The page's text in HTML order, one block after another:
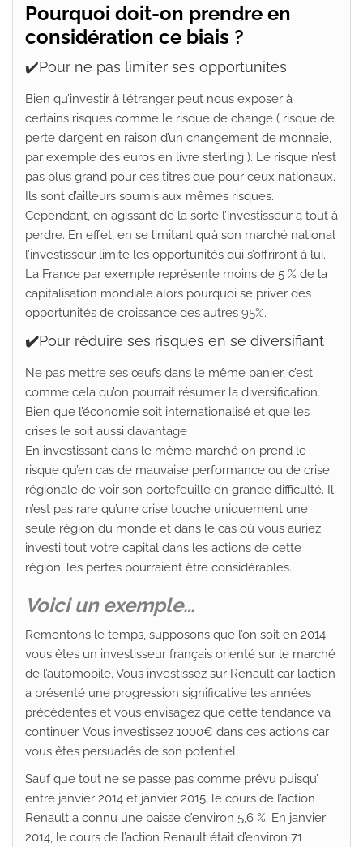
Pourquoi doit-on prendre en
considération ce biais ?
✔️Pour ne pas limiter ses opportunités
Bien qu’investir à l’étranger peut nous exposer à
certains risques comme le risque de change ( risque de
perte d’argent en raison d’un changement de monnaie,
par exemple des euros en livre sterling ). Le risque n’est
pas plus grand pour ces titres que pour ceux nationaux.
Ils sont d’ailleurs soumis aux mêmes risques.
Cependant, en agissant de la sorte l’investisseur a tout à
perdre. En effet, en se limitant qu’à son marché national
l’investisseur limite les opportunités qui s’offriront à lui.
La France par exemple représente moins de 5 % de la
capitalisation mondiale alors pourquoi se priver des
opportunités de croissance des autres 95%.
✔️Pour réduire ses risques en se diversifiant
Ne pas mettre ses œufs dans le même panier, c’est
comme cela qu’on pourrait résumer la diversification.
Bien que l’économie soit internationalisé et que les
crises le soit aussi d’avantage
En investissant dans le même marché on prend le
risque qu’en cas de mauvaise performance ou de crise
régionale de voir son portefeuille en grande difficulté. Il
n’est pas rare qu’une crise touche uniquement une
seule région du monde et dans le cas où vous auriez
investi tout votre capital dans les actions de cette
région, les pertes pourraient être considérables.
Voici un exemple…
Remontons le temps, supposons que l’on soit en 2014
vous êtes un investisseur français orienté sur le marché
de l’automobile. Vous investissez sur Renault car l’action
a présenté une progression significative les années
précédentes et vous envisagez que cette tendance va
continuer. Vous investissez 1000€ dans ces actions car
vous êtes persuadés de son potentiel.
Sauf que tout ne se passe pas comme prévu puisqu’
entre janvier 2014 et janvier 2015, le cours de l’action
Renault a connu une baisse d’environ 5,6 %. En janvier
2014, le cours de l’action Renault était d’environ 71